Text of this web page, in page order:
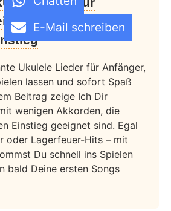
Songs zum
Ukulele Lieder für Anfänger,
lassen und sofort Spaß
Beitrag zeige Ich Dir
wenigen Akkorden, die
Einstieg geeignet sind. Egal
oder Lagerfeuer-Hits – mit
Du schnell ins Spielen
bald Deine ersten Songs
E-Mail schreiben